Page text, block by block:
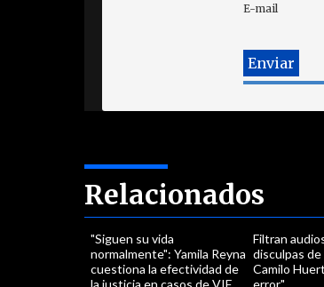
E-mail
Relacionados
"Siguen su vida
normalmente": Yamila Reyna
cuestiona la efectividad de
la justicia en casos de VIF
Filtran
disculpas
Camilo
error"